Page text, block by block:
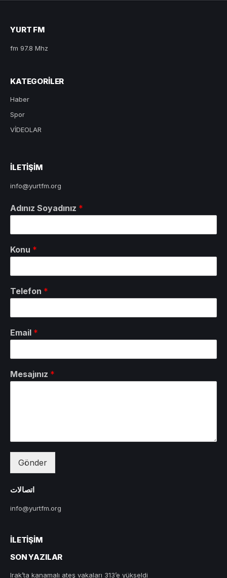
YURT FM
fm 97.8 Mhz
KATEGORILER
Haber
Spor
VİDEOLAR
ILETIŞIM
info@yurtfm.org
Adınız Soyadınız *
Konu *
Telefon *
Email *
Mesajınız *
Gönder
اتصالات
info@yurtfm.org
İLETIŞIM
SON YAZILAR
Irak’ta kanamalı ateş vakaları 313’e yükseldi